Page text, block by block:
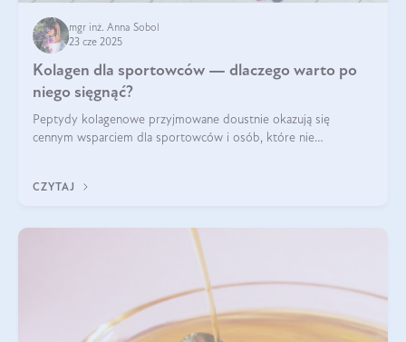
mgr inż. Anna Sobol
23 cze 2025
Kolagen dla sportowców — dlaczego warto po
niego sięgnąć?
Peptydy kolagenowe przyjmowane doustnie okazują się
cennym wsparciem dla sportowców i osób, które nie
CZYTAJ